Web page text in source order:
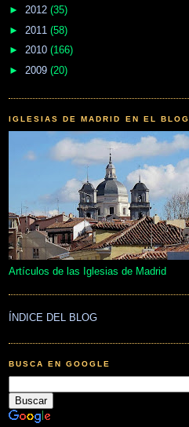
► 2012 (35)
► 2011 (58)
► 2010 (166)
► 2009 (20)
IGLESIAS DE MADRID EN EL BLOG
Artículos de las Iglesias de Madrid
ÍNDICE DEL BLOG
BUSCA EN GOOGLE